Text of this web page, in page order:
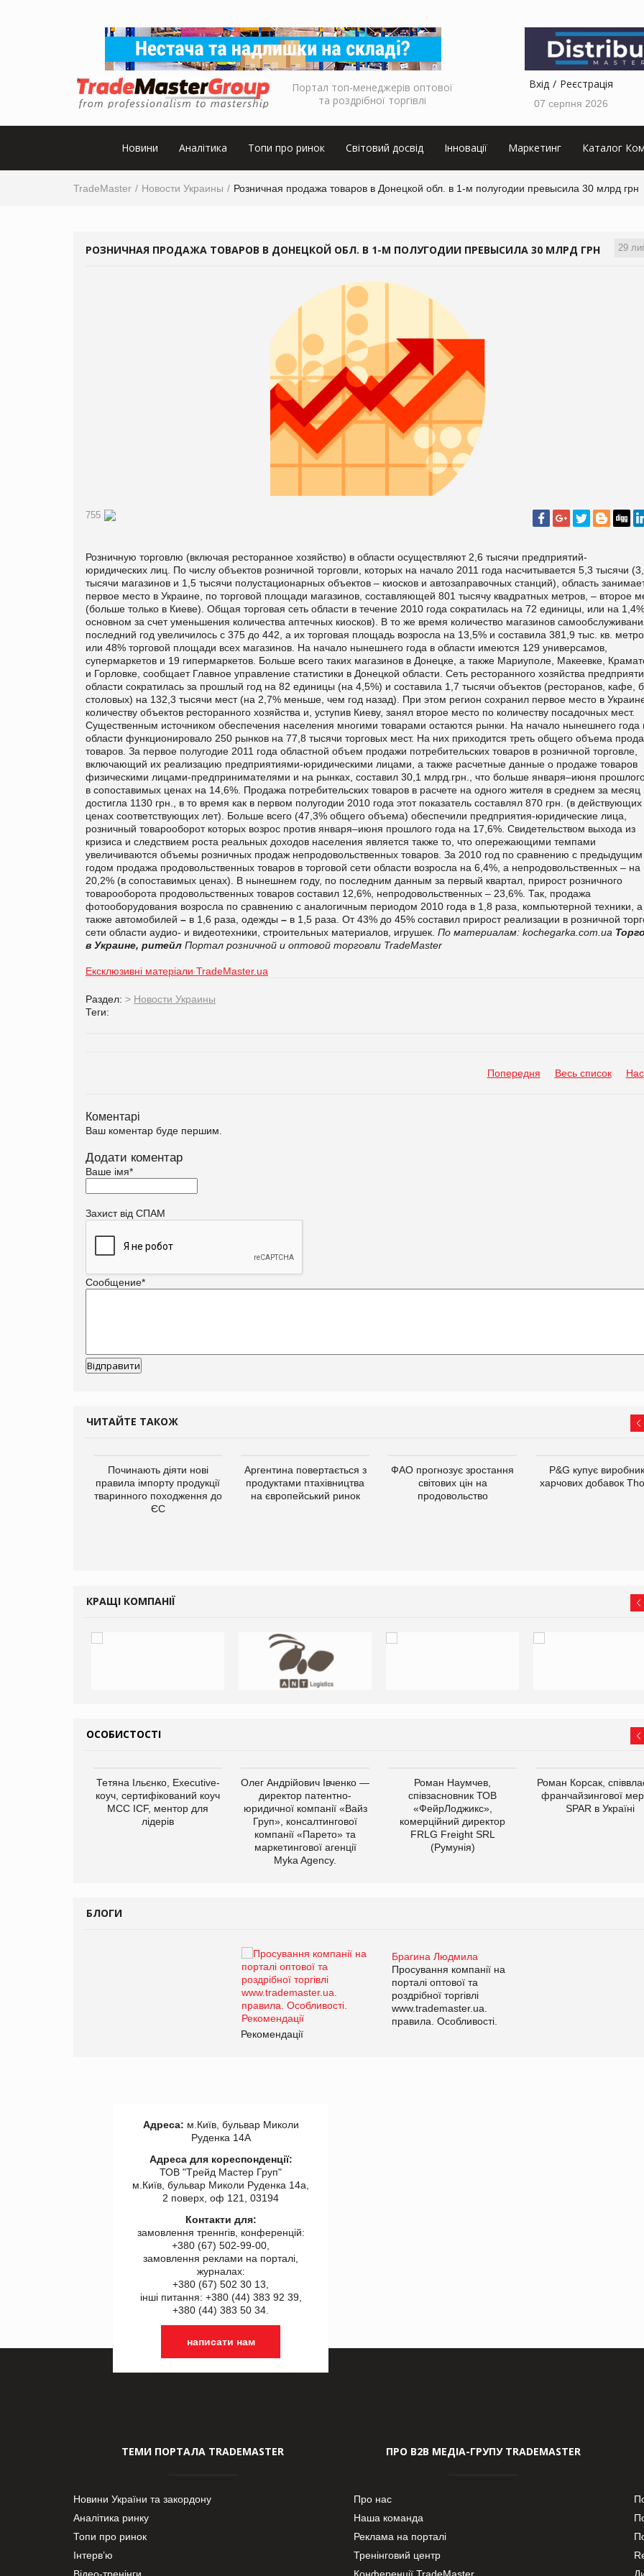
Портал топ-менеджерів оптової
та роздрібної торгівлі
Вхід Реєстрація
07 серпня 2026
Новини Аналітика Топи про ринок Світовий досвід Інновації Маркетинг Каталог
TradeMaster Новости Украины Розничная продажа товаров в Донецкой обл. в 1-м полугодии превысила 30 млрд грн
29
РОЗНИЧНАЯ ПРОДАЖА ТОВАРОВ В ДОНЕЦКОЙ ОБЛ. В 1-М ПОЛУГОДИИ ПРЕВЫСИЛА 30 МЛРД ГРН
755
Розничную торговлю (включая ресторанное хозяйство) в области осуществляют 2,6 тысячи предприятий-
юридических лиц. По числу объектов розничной торговли, которых на начало 2011 года насчитывается 5,3 тысячи
тысячи магазинов и 1,5 тысячи полустационарных объектов – киосков и автозаправочных станций), область
первое место в Украине, по торговой площади магазинов, составляющей 801 тысячу квадратных метров, – второе
(больше только в Киеве). Общая торговая сеть области в течение 2010 года сократилась на 72 единицы, или на
основном за счет уменьшения количества аптечных киосков). В то же время количество магазинов
последний год увеличилось с 375 до 442, а их торговая площадь возросла на 13,5% и составила 381,9 тыс. кв.
или 48% торговой площади всех магазинов. На начало нынешнего года в области имеются 129 универсамов,
супермаркетов и 19 гипермаркетов. Больше всего таких магазинов в Донецке, а также Мариуполе, Макеевке,
и Горловке, сообщает Главное управление статистики в Донецкой области. Сеть ресторанного хозяйства
области сократилась за прошлый год на 82 единицы (на 4,5%) и составила 1,7 тысячи объектов (ресторанов, кафе,
столовых) на 132,3 тысячи мест (на 2,7% меньше, чем год назад). При этом регион сохранил первое место в
количеству объектов ресторанного хозяйства и, уступив Киеву, занял второе место по количеству посадочных мест.
Существенным источником обеспечения населения многими товарами остаются рынки. На начало нынешнего года
области функционировало 250 рынков на 77,8 тысячи торговых мест. На них приходится треть общего объема
товаров. За первое полугодие 2011 года областной объем продажи потребительских товаров в розничной торговле,
включающий их реализацию предприятиями-юридическими лицами, а также расчетные данные о продаже товаров
физическими лицами-предпринимателями и на рынках, составил 30,1 млрд.грн., что больше января–июня
в сопоставимых ценах на 14,6%. Продажа потребительских товаров в расчете на одного жителя в среднем за месяц
достигла 1130 грн., в то время как в первом полугодии 2010 года этот показатель составлял 870 грн. (в действующих
ценах соответствующих лет). Больше всего (47,3% общего объема) обеспечили предприятия-юридические лица,
розничный товарооборот которых возрос против января–июня прошлого года на 17,6%. Свидетельством выхода из
кризиса и следствием роста реальных доходов населения является также то, что опережающими темпами
увеличиваются объемы розничных продаж непродовольственных товаров. За 2010 год по сравнению с предыдущим
годом продажа продовольственных товаров в торговой сети области возросла на 6,4%, а непродовольственных – на
20,2% (в сопоставимых ценах). В нынешнем году, по последним данным за первый квартал, прирост розничного
товарооборота продовольственных товаров составил 12,6%, непродовольственных – 23,6%. Так, продажа
фотооборудования возросла по сравнению с аналогичным периодом 2010 года в 1,8 раза, компьютерной техники, а
также автомобилей – в 1,6 раза, одежды – в 1,5 раза. От 43% до 45% составил прирост реализации в розничной
сети области аудио- и видеотехники, строительных материалов, игрушек. По материалам: kochegarka.com.ua
в Украине, ритейл Портал розничной и оптовой торговли TradeMaster
Ексклюзивні матеріали TradeMaster.ua
Раздел: > Новости Украины
Теги:
Попередня Весь список
Коментарі
Ваш коментар буде першим.
Додати коментар
Ваше імя*
Захист від СПАМ
Сообщение*
ЧИТАЙТЕ ТАКОЖ
Починають діяти нові
правила імпорту продукції
тваринного походження до
ЄС
Аргентина повертається з
продуктами птахівництва
на європейський ринок
ФАО прогнозує зростання
світових цін на
продовольство
P&G купує
харчових добавок
КРАЩІ КОМПАНІЇ
ОСОБИСТОСТІ
Тетяна Ільєнко, Executive-
коуч, сертифікований коуч
МСС ICF, ментор для
лідерів
Олег Андрійович Івченко —
директор патентно-
юридичної компанії «Вайз
Груп», консалтингової
компанії «Парето» та
маркетингової агенції
Myka Agency.
Роман Наумчев,
співзасновник ТОВ
«ФейрЛоджикс»,
комерційний директор
FRLG Freight SRL
(Румунія)
Роман Корсак,
франчайзингової
SPAR в Україні
БЛОГИ
Брагина Людмила
Просування компанії на
порталі оптової та
роздрібної торгівлі
www.trademaster.ua.
правила. Особливості.
Рекомендації
Адреса: м.Київ, бульвар Миколи
Руденка 14А
Адреса для кореспонденції:
ТОВ "Tрейд Мастер Груп"
м.Київ, бульвар Миколи Руденка 14а,
2 поверх, оф 121, 03194
Контакти для:
замовлення треннгів, конференцій:
+380 (67) 502-99-00,
замовлення реклами на порталі,
журналах:
+380 (67) 502 30 13,
інші питання: +380 (44) 383 92 39,
+380 (44) 383 50 34.
написати нам
ТЕМИ ПОРТАЛА TRADEMASTER
Новини України та закордону
Аналітика ринку
Топи про ринок
Інтерв’ю
ПРО В2В МЕДІА-ГРУПУ TRADEMASTER
Про нас
Наша команда
Реклама на порталі
Тренінговий центр